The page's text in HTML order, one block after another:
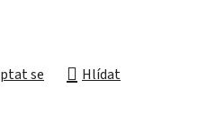
se Hlídat